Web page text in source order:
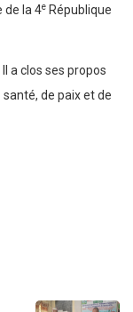
de la 4e République
a clos ses propos
de paix et de